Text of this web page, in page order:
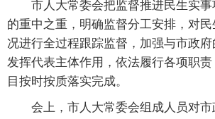
市人大常委会把监督推进民生实事
的重中之重，明确监督分工安排，对
况进行全过程跟踪监督，加强与市政
发挥代表主体作用，依法履行各项职
目按时按质落实完成。
会上，市人大常委会组成人员对市